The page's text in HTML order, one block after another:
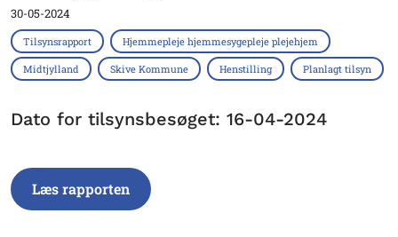
30-05-2024
Tilsynsrapport Hjemmepleje hjemmesygepleje plejehjem
Midtjylland Skive Kommune Henstilling Planlagt tilsyn
Dato for tilsynsbesøget: 16-04-2024
Læs rapporten